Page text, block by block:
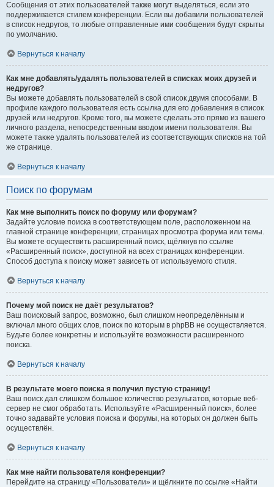
Сообщения от этих пользователей также могут выделяться, если это
поддерживается стилем конференции. Если вы добавили пользователей
в список недругов, то любые отправленные ими сообщения будут скрыты
по умолчанию.
Вернуться к началу
Как мне добавлять/удалять пользователей в списках моих друзей и
недругов?
Вы можете добавлять пользователей в свой список двумя способами. В
профиле каждого пользователя есть ссылка для его добавления в список
друзей или недругов. Кроме того, вы можете сделать это прямо из вашего
личного раздела, непосредственным вводом имени пользователя. Вы
можете также удалять пользователей из соответствующих списков на той
же странице.
Вернуться к началу
Поиск по форумам
Как мне выполнить поиск по форуму или форумам?
Задайте условие поиска в соответствующем поле, расположенном на
главной странице конференции, страницах просмотра форума или темы.
Вы можете осуществить расширенный поиск, щёлкнув по ссылке
«Расширенный поиск», доступной на всех страницах конференции.
Способ доступа к поиску может зависеть от используемого стиля.
Вернуться к началу
Почему мой поиск не даёт результатов?
Ваш поисковый запрос, возможно, был слишком неопределённым и
включал много общих слов, поиск по которым в phpBB не осуществляется.
Будьте более конкретны и используйте возможности расширенного
поиска.
Вернуться к началу
В результате моего поиска я получил пустую страницу!
Ваш поиск дал слишком большое количество результатов, которые веб-
сервер не смог обработать. Используйте «Расширенный поиск», более
точно задавайте условия поиска и форумы, на которых он должен быть
осуществлён.
Вернуться к началу
Как мне найти пользователя конференции?
Перейдите на страницу «Пользователи» и щёлкните по ссылке «Найти